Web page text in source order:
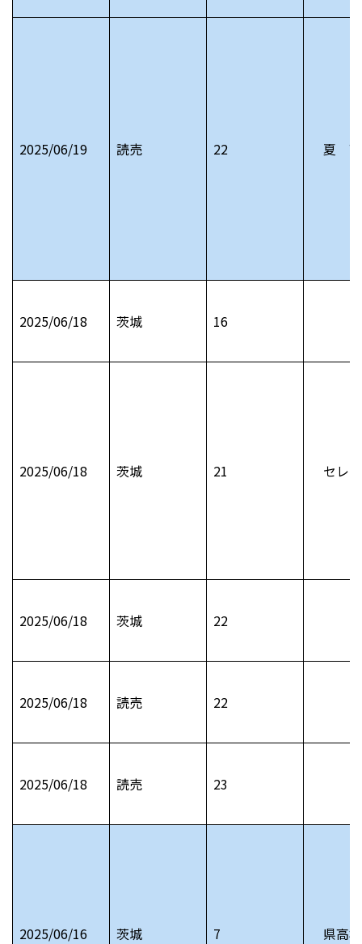
2025/06/19 読売 22 夏 高
2025/06/18 茨城 16
2025/06/18 茨城 21 セレ
2025/06/18 茨城 22
2025/06/18 読売 22
2025/06/18 読売 23
2025/06/16 茨城 7 県高